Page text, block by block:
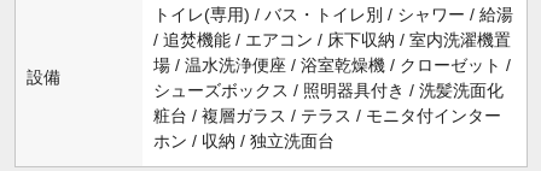
設備
トイレ(専用) / バス・トイレ別 / シャワー / 給湯
/ 追焚機能 / エアコン / 床下収納 / 室内洗濯機置
場 / 温水洗浄便座 / 浴室乾燥機 / クローゼット /
シューズボックス / 照明器具付き / 洗髪洗面化
粧台 / 複層ガラス / テラス / モニタ付インター
ホン / 収納 / 独立洗面台